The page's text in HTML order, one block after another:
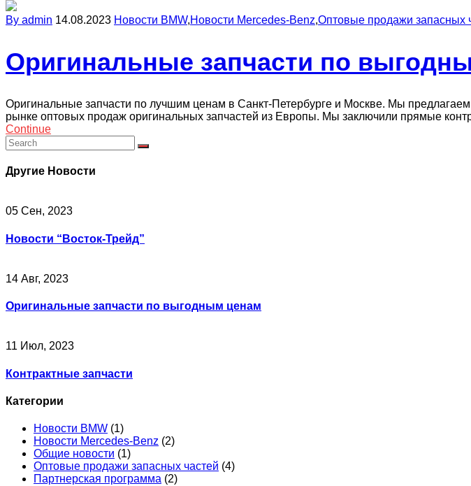
By admin 14.08.2023 Новости BMW,Новости Mercedes-Benz,Оптовые продажи запасных
Оригинальные запчасти по
Оригинальные запчасти по лучшим ценам в Санкт-Петербурге и Москве. Мы
рынке оптовых продаж оригинальных запчастей из Европы. Мы заключили прямые
Continue
Другие Новости
05 Сен, 2023
Новости “Восток-Трейд”
14 Авг, 2023
Оригинальные запчасти по выгодным ценам
11 Июл, 2023
Контрактные запчасти
Категории
Новости BMW (1)
Новости Mercedes-Benz (2)
Общие новости (1)
Оптовые продажи запасных частей (4)
Партнерская программа (2)